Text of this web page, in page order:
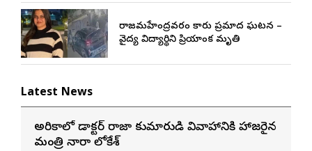
రాజమహేంద్రవరం కారు ప్రమాద ఘటన –
వైద్య విద్యార్థిని ప్రియాంక మృతి
Latest News
అమెరికాలో డాక్టర్ రాజా కుమారుడి వివాహానికి హాజరైన
మంత్రి నారా లోకేశ్